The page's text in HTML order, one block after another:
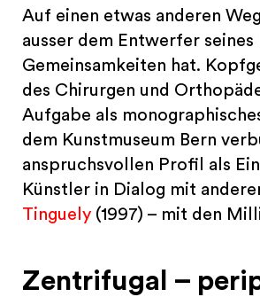
Auf einen etwas anderen
ausser dem Entwerfer
Gemeinsamkeiten hat.
des Chirurgen und
Aufgabe als
dem Kunstmuseum Bern
anspruchsvollen Profil als
Künstler in Dialog mit
Tinguely (1997) – mit den
Zentrifugal –